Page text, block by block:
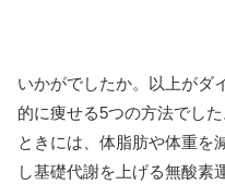
いかがでしたか。以上がダ
的に痩せる5つの方法でし
ときには、体脂肪や体重を
し基礎代謝を上げる無酸素